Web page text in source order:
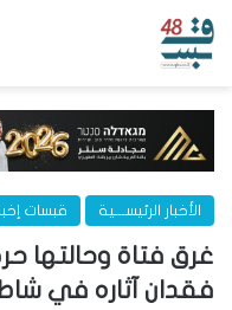
الأخبار الرئيســـية قبسات
غرق فتاة وحالتها
فقدان آثاره في